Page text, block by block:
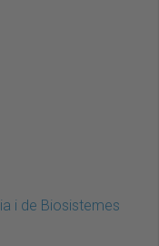
i de Biosistemes